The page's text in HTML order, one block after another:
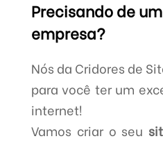
Precisando de
empresa?
Nós da Cridores de
para você ter um
internet!
Vamos criar o seu